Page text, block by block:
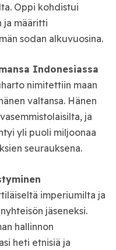
Oppi kohdistui
ja määritti
sodan alkuvuosina.
Indonesiassa
nimitettiin maan
valtansa. Hänen
ja
yli puoli miljoonaa
seurauksena.
imperiumilta ja
jäseneksi.
hallinnon
heti etnisiä ja